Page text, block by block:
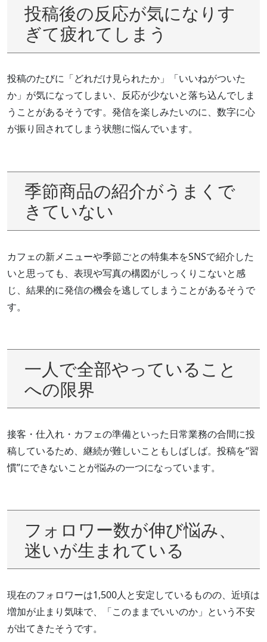
投稿後の反応が気になりす
ぎて疲れてしまう
投稿のたびに「どれだけ見られたか」「いいねがついた
か」が気になってしまい、反応が少ないと落ち込んでしま
うことがあるそうです。発信を楽しみたいのに、数字に心
が振り回されてしまう状態に悩んでいます。
季節商品の紹介がうまくで
きていない
カフェの新メニューや季節ごとの特集本をSNSで紹介した
いと思っても、表現や写真の構図がしっくりこないと感
じ、結果的に発信の機会を逃してしまうことがあるそうで
す。
一人で全部やっていること
への限界
接客・仕入れ・カフェの準備といった日常業務の合間に投
稿しているため、継続が難しいこともしばしば。投稿を“習
慣”にできないことが悩みの一つになっています。
フォロワー数が伸び悩み、
迷いが生まれている
現在のフォロワーは1,500人と安定しているものの、近頃は
増加が止まり気味で、「このままでいいのか」という不安
が出てきたそうです。